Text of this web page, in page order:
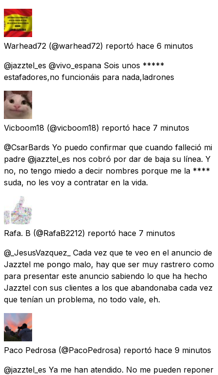
Warhead72 (@warhead72) reportó hace 6 minutos
@jazztel_es @vivo_espana Sois unos *****
estafadores,no funcionáis para nada,ladrones
Vicboom18 (@vicboom18) reportó hace 7 minutos
@CsarBards Yo puedo confirmar que cuando falleció mi
padre @jazztel_es nos cobró por dar de baja su línea. Y
no, no tengo miedo a decir nombres porque me la ****
suda, no les voy a contratar en la vida.
Rafa. B (@RafaB2212) reportó hace 7 minutos
@_JesusVazquez_ Cada vez que te veo en el anuncio de
Jazztel me pongo malo, hay que ser muy rastrero como
para presentar este anuncio sabiendo lo que ha hecho
Jazztel con sus clientes a los que abandonaba cada vez
que tenían un problema, no todo vale, eh.
Paco Pedrosa (@PacoPedrosa) reportó hace 9 minutos
@jazztel_es Ya me han atendido. No me pueden reponer